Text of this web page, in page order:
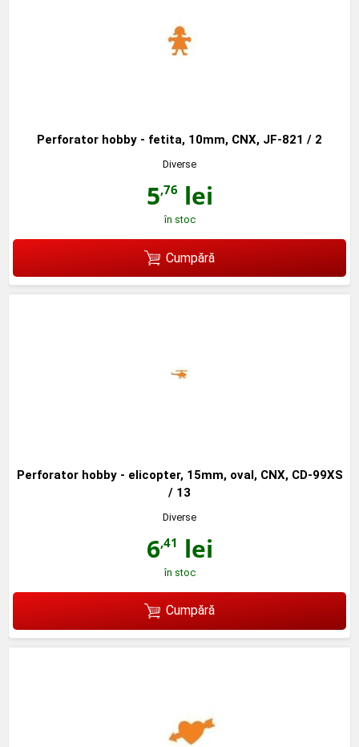
Perforator hobby - fetita, 10mm, CNX, JF-821 / 2
Diverse
5,76 lei
în stoc
Cumpără
Perforator hobby - elicopter, 15mm, oval, CNX, CD-99XS
/ 13
Diverse
6,41 lei
în stoc
Cumpără